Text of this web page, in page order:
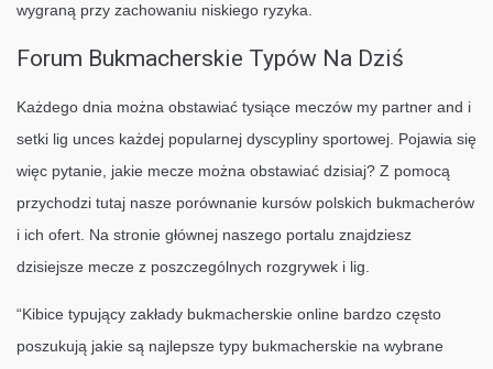
wygraną przy zachowaniu niskiego ryzyka.
Forum Bukmacherskie Typów Na Dziś
Każdego dnia można obstawiać tysiące meczów my partner and i
setki lig unces każdej popularnej dyscypliny sportowej. Pojawia się
więc pytanie, jakie mecze można obstawiać dzisiaj? Z pomocą
przychodzi tutaj nasze porównanie kursów polskich bukmacherów
i ich ofert. Na stronie głównej naszego portalu znajdziesz
dzisiejsze mecze z poszczególnych rozgrywek i lig.
“Kibice typujący zakłady bukmacherskie online bardzo często
poszukują jakie są najlepsze typy bukmacherskie na wybrane